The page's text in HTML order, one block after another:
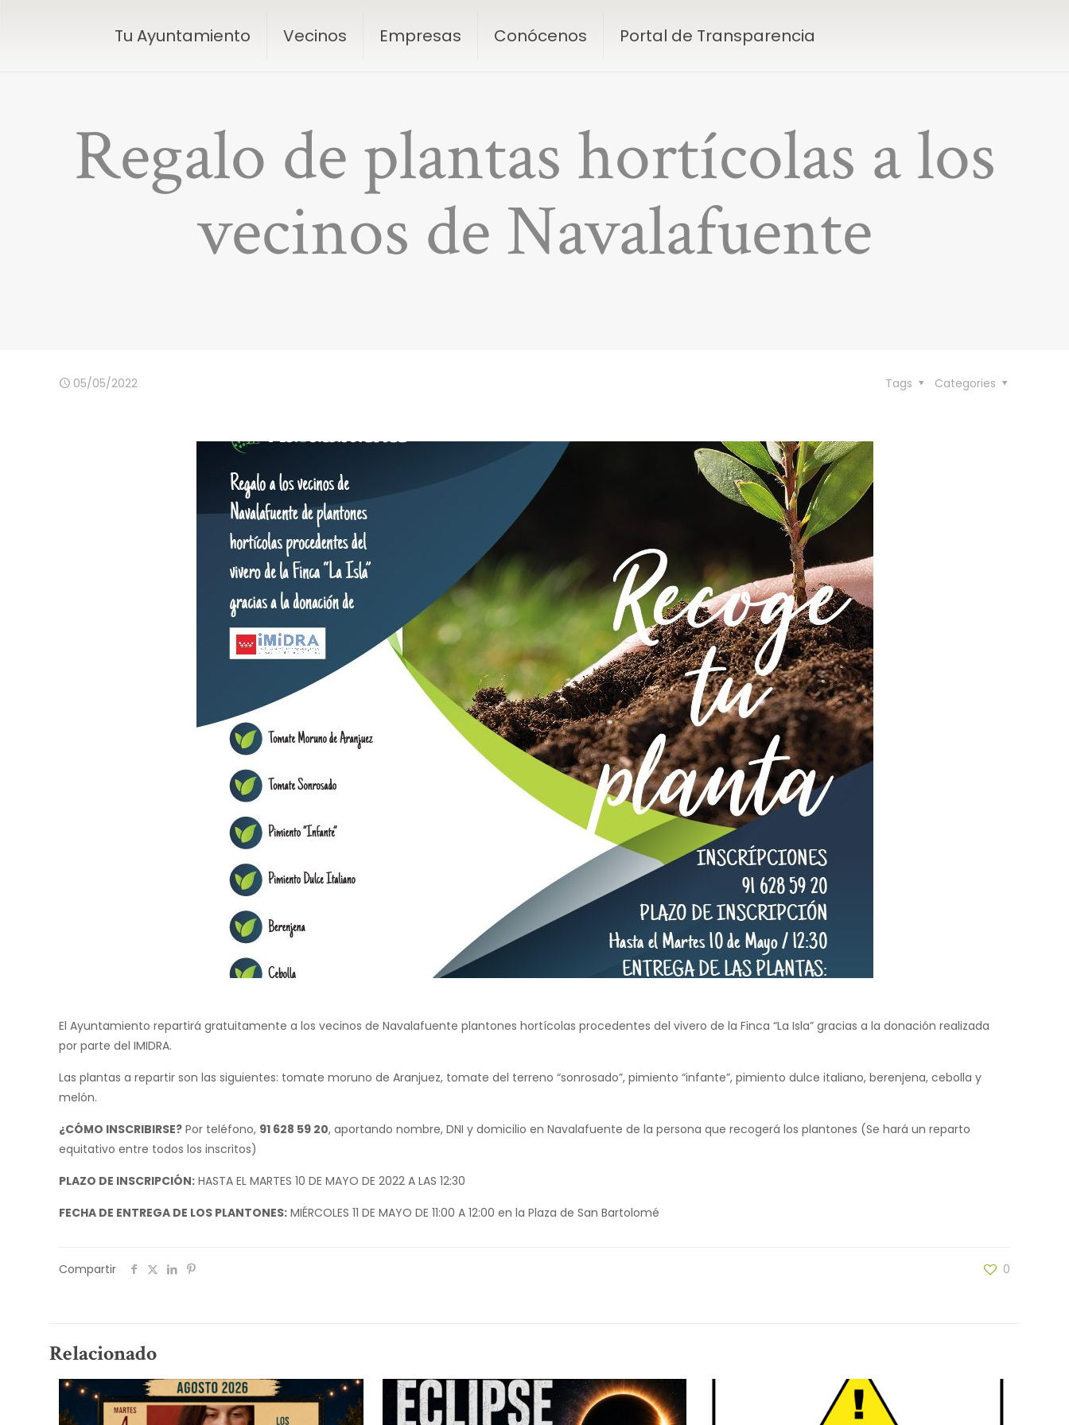
Tu Ayuntamiento Vecinos Empresas Conócenos Portal de Transparencia
Regalo de plantas hortícolas a los
vecinos de Navalafuente
05/05/2022 Categories
Tags
El Ayuntamiento repartirá gratuitamente a los vecinos de Navalafuente plantones hortícolas procedentes del vivero de la Finca “La Isla” gracias a la donación realizada
por parte del IMIDRA.
Las plantas a repartir son las siguientes: tomate moruno de Aranjuez, tomate del terreno “sonrosado”, pimiento “infante”, pimiento dulce italiano, berenjena, cebolla y
melón.
¿CÓMO INSCRIBIRSE? Por teléfono, 91 628 59 20, aportando nombre, DNI y domicilio en Navalafuente de la persona que recogerá los plantones (Se hará un reparto
equitativo entre todos los inscritos)
PLAZO DE INSCRIPCIÓN: HASTA EL MARTES 10 DE MAYO DE 2022 A LAS 12:30
FECHA DE ENTREGA DE LOS PLANTONES: MIÉRCOLES 11 DE MAYO DE 11:00 A 12:00 en la Plaza de San Bartolomé
Compartir 0
Relacionado